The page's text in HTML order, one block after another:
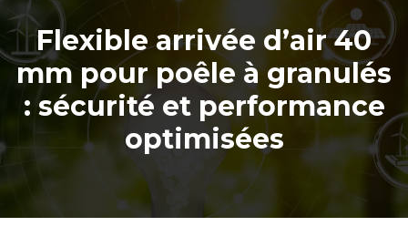
Flexible arrivée d’air 40
mm pour poêle à granulés
: sécurité et performance
optimisées